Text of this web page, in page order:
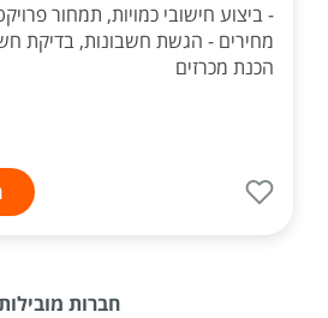
- ביצוע חישובי כמויות, תמחור
מחירים - הגשת חשבונות, בדיקת
הכנת מכרזים
חברות